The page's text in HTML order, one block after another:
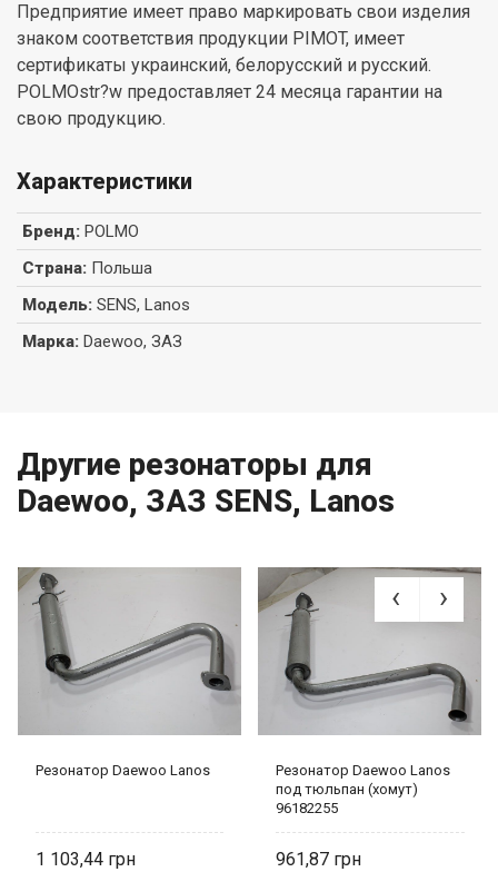
Предприятие имеет право маркировать свои изделия
знаком соответствия продукции PIMOT, имеет
сертификаты украинский, белорусский и русский.
POLMOstr?w предоставляет 24 месяца гарантии на
свою продукцию.
Характеристики
Бренд: POLMO
Страна: Польша
Модель: SENS, Lanos
Марка: Daewoo, ЗАЗ
Другие резонаторы для
Daewoo, ЗАЗ SENS, Lanos
Резонатор Daewoo Lanos
1 103,44
Резонатор Daewoo Lanos
под тюльпан (хомут)
96182255
961,87